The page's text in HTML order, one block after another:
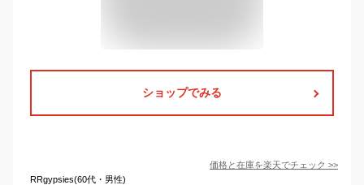
ショップでみる
価格と在庫を楽天でチェック >>
RRgypsies(60代・男性)